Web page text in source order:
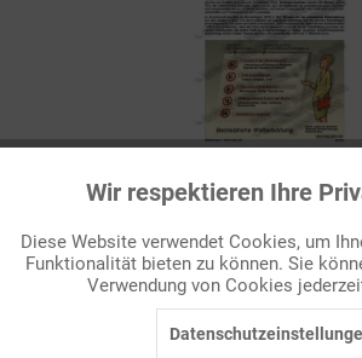
Infografik Nr. 258544
Wie viele Unternehmen nutzen welche
Dieses ZAHLENBILD gibt Antworten und
Welchen Download brauchen
Funktionale
Marketing
Wir respektieren Ihre
Diese Website verwendet Cookies, um
Funktionalität bieten zu können. Sie
Verwendung von Cookies